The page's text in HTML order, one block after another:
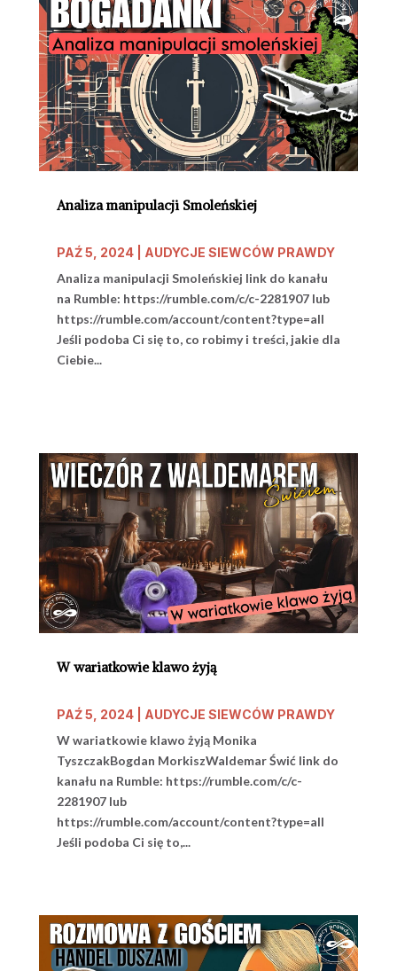
Analiza manipulacji Smoleńskiej
PAŹ 5, 2024| AUDYCJE SIEWCÓW PRAWDY
Analiza manipulacji Smoleńskiej link do kanału
na Rumble: https://rumble.com/c/c-2281907 lub
https://rumble.com/account/content?type=all
Jeśli podoba Ci się to, co robimy i treści, jakie dla
Ciebie...
W wariatkowie klawo żyją
PAŹ 5, 2024| AUDYCJE SIEWCÓW PRAWDY
W wariatkowie klawo żyją Monika
TyszczakBogdan MorkiszWaldemar Świć link do
kanału na Rumble: https://rumble.com/c/c-
2281907 lub
https://rumble.com/account/content?type=all
Jeśli podoba Ci się to,...